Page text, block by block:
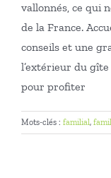
vallonnés, ce qui
de la France.
conseils et une
l’extérieur du
pour profiter
Mots-clés : familial,